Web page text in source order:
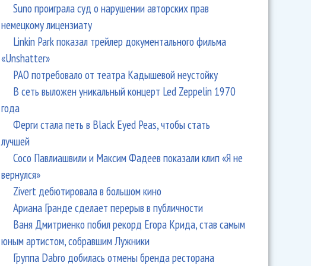
Suno проиграла суд о нарушении авторских прав
немецкому лицензиату
Linkin Park показал трейлер документального фильма
«Unshatter»
РАО потребовало от театра Кадышевой неустойку
В сеть выложен уникальный концерт Led Zeppelin 1970
года
Ферги стала петь в Black Eyed Peas, чтобы стать
лучшей
Сосо Павлиашвили и Максим Фадеев показали клип «Я не
вернулся»
Zivert дебютировала в большом кино
Ариана Гранде сделает перерыв в публичности
Ваня Дмитриенко побил рекорд Егора Крида, став самым
юным артистом, собравшим Лужники
Группа Dabro добилась отмены бренда ресторана